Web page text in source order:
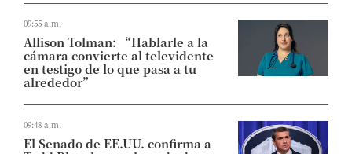
09:55 a.m.
Allison Tolman: “Hablarle a la
cámara convierte al televidente
en testigo de lo que pasa a tu
alrededor”
09:48 a.m.
El Senado de EE.UU. confirma a